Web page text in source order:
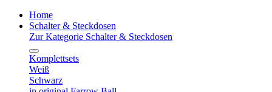
Home
Schalter & Steckdosen
Zur Kategorie Schalter & Steckdosen
Komplettsets
Weiß
Schwarz